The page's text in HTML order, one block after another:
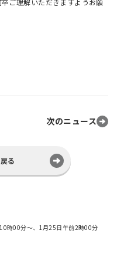
ご理解いただきますようお願
次のニュース
る
時00分～、1月25日午前2時00分